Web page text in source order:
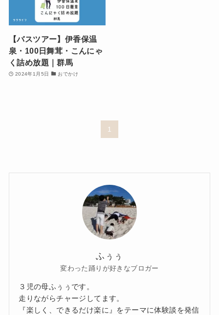
【バスツアー】伊香保温
泉・100日舞茸・こんにゃ
く詰め放題｜群馬
2024年1月5日 おでかけ
1
ふぅぅ
変わった踊りが好きなブロガー
３児の母ふぅぅです。
走りながらチャージしてます。
『楽しく、できるだけ楽に』をテーマに体験談を発信